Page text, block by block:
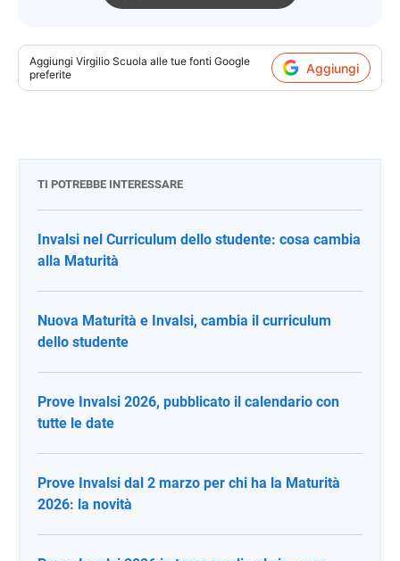
Aggiungi Virgilio Scuola alle tue fonti Google
preferite
Aggiungi
TI POTREBBE INTERESSARE
Invalsi nel Curriculum dello studente: cosa cambia
alla Maturità
Nuova Maturità e Invalsi, cambia il curriculum
dello studente
Prove Invalsi 2026, pubblicato il calendario con
tutte le date
Prove Invalsi dal 2 marzo per chi ha la Maturità
2026: la novità